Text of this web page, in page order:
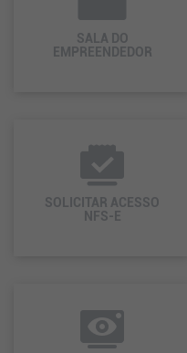
SALA DO
EMPREENDEDOR
SOLICITAR ACESSO
NFS-E